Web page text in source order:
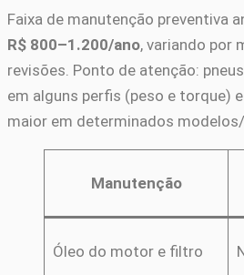
Faixa de manutenção preventiva
R$ 800–1.200/ano, variando por
revisões. Ponto de atenção:
em alguns perfis (peso e torque)
maior em determinados modelos/
Manutenção
Óleo do motor e filtro